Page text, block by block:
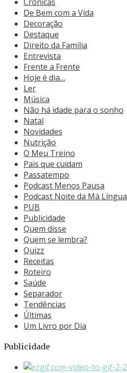
De Bem com a Vida
Decoração
Destaque
Direito da Família
Entrevista
Frente a Frente
Hoje é dia…
Ler
Música
Não há idade para o sonho
Natal
Novidades
Nutrição
O Meu Treino
Pais que cuidam
Passatempo
Podcast Menos Pausa
Podcast Noite da Má Língua
PUB
Publicidade
Quem disse
Quem se lembra?
Quizz
Receitas
Roteiro
Saúde
Separador
Tendências
Últimas
Um Livro por Dia
Publicidade